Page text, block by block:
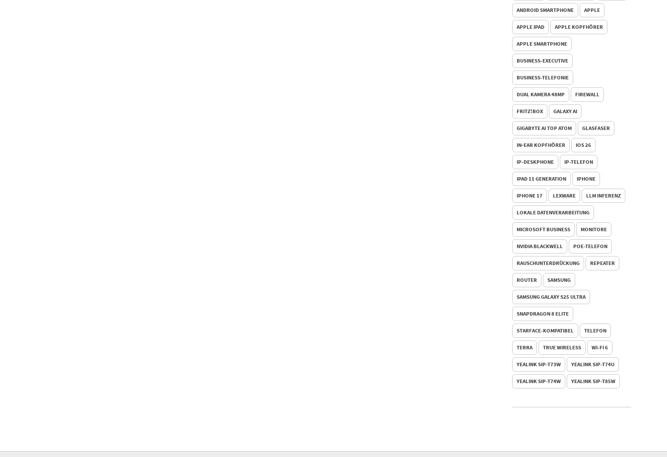
ANDROID SMARTPHONE APPLE
APPLE IPAD APPLE KOPFHÖRER
APPLE SMARTPHONE
BUSINESS-EXECUTIVE
BUSINESS-TELEFONIE
DUAL KAMERA 48MP FIREWALL
FRITZ!BOX GALAXY AI
GIGABYTE AI TOP ATOM GLASFASER
IN‑EAR KOPFHÖRER IOS 26
IP-DESKPHONE IP-TELEFON
IPAD 11 GENERATION IPHONE
IPHONE 17 LEXWARE LLM INFERENZ
LOKALE DATENVERARBEITUNG
MICROSOFT BUSINESS MONITORE
NVIDIA BLACKWELL POE-TELEFON
RAUSCHUNTERDRÜCKUNG REPEATER
ROUTER SAMSUNG
SAMSUNG GALAXY S25 ULTRA
SNAPDRAGON 8 ELITE
STARFACE-KOMPATIBEL TELEFON
TERRA TRUE WIRELESS WI-FI 6
YEALINK SIP-T73W YEALINK SIP-T74U
YEALINK SIP-T74W YEALINK SIP-T85W